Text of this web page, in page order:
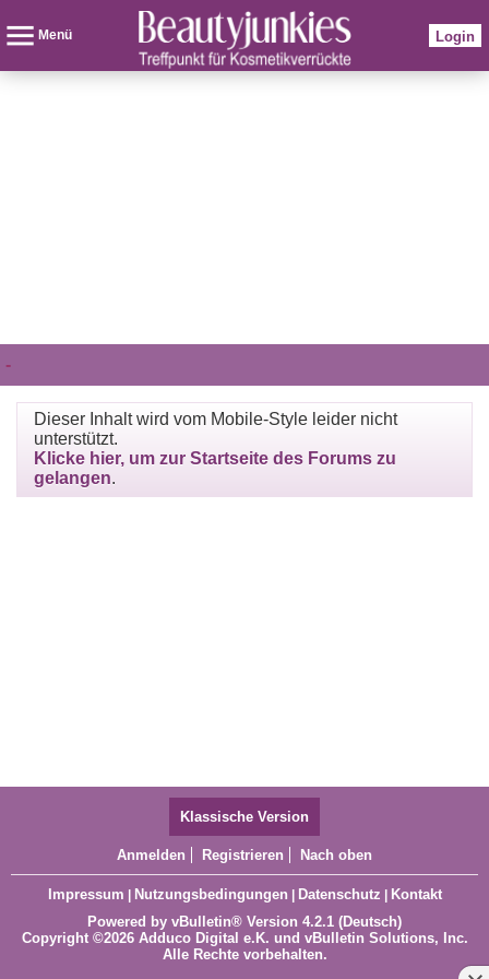
Menü Login
-
Dieser Inhalt wird vom Mobile-Style leider nicht
unterstützt.
Klicke hier, um zur Startseite des Forums zu
gelangen.
Klassische Version
Anmelden Registrieren Nach oben
Impressum | Nutzungsbedingungen | Datenschutz | Kontakt
Powered by vBulletin® Version 4.2.1 (Deutsch)
Copyright ©2026 Adduco Digital e.K. und vBulletin Solutions, Inc.
Alle Rechte vorbehalten.